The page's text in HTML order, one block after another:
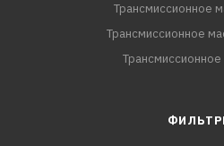
Трансмиссионное
Трансмиссионное